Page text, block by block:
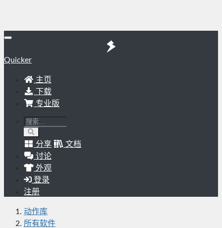
Quicker
主页
下载
专业版
分享
文档
讨论
外观
登录
注册
动作库
所有软件